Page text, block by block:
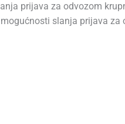
prijava za odvozom
slanja prijava